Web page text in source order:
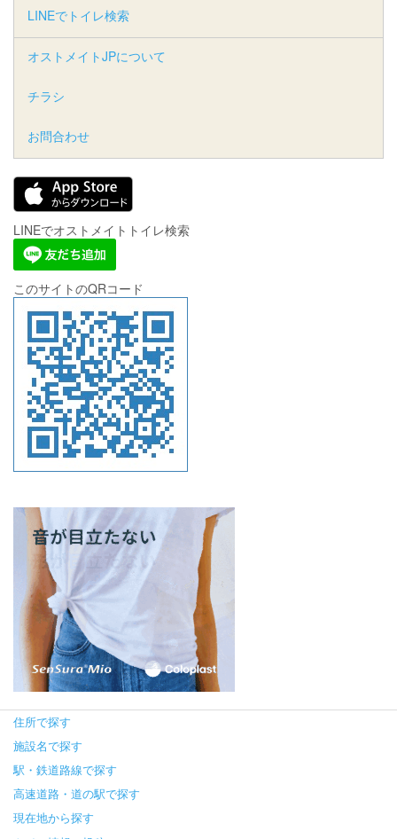
LINEでトイレ検索
オストメイトJPについて
チラシ
お問合わせ
LINEでオストメイトトイレ検索
このサイトのQRコード
住所で探す
施設名で探す
駅・鉄道路線で探す
高速道路・道の駅で探す
現在地から探す